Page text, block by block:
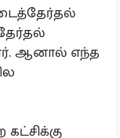
ஆனால் எந்த